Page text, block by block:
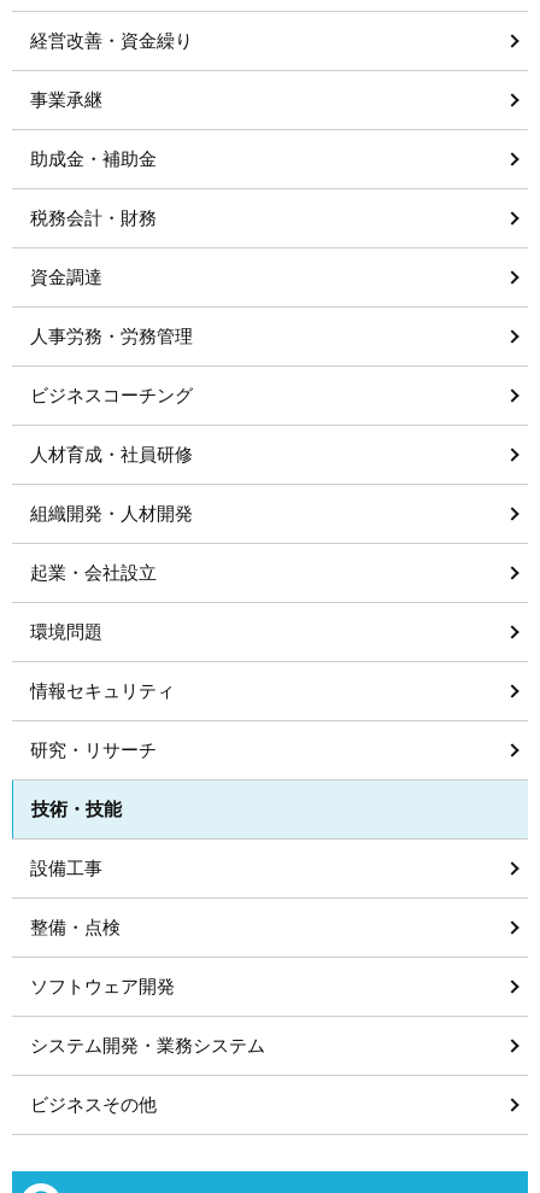
経営改善・資金繰り
事業承継
助成金・補助金
税務会計・財務
資金調達
人事労務・労務管理
ビジネスコーチング
人材育成・社員研修
組織開発・人材開発
起業・会社設立
環境問題
情報セキュリティ
研究・リサーチ
技術・技能
設備工事
整備・点検
ソフトウェア開発
システム開発・業務システム
ビジネスその他